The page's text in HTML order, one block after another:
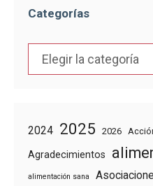
Categorías
Categorías
2024 2025 2026
Agradecimientos
alimentación sana